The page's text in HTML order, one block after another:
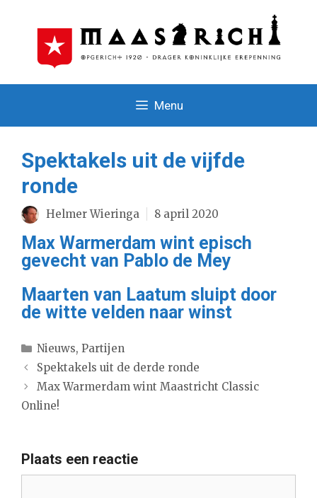
Menu
Spektakels uit de vijfde
ronde
Helmer Wieringa 8 april 2020
Max Warmerdam wint episch
gevecht van Pablo de Mey
Maarten van Laatum sluipt door
de witte velden naar winst
Categorieën
Nieuws, Partijen
Spektakels uit de derde ronde
Max Warmerdam wint Maastricht Classic
Online!
Plaats een reactie